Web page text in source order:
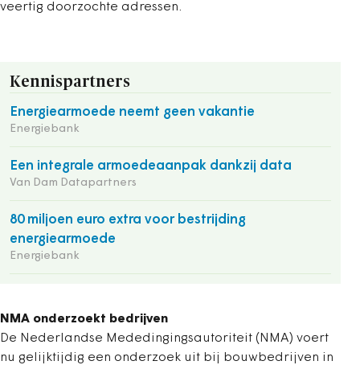
veertig doorzochte adressen.
Kennispartners
Energiearmoede neemt geen vakantie
Energiebank
Een integrale armoedeaanpak dankzij data
Van Dam Datapartners
80 miljoen euro extra voor bestrijding
energiearmoede
Energiebank
NMA onderzoekt bedrijven
De Nederlandse Mededingingsautoriteit (NMA) voert
nu gelijktijdig een onderzoek uit bij bouwbedrijven in